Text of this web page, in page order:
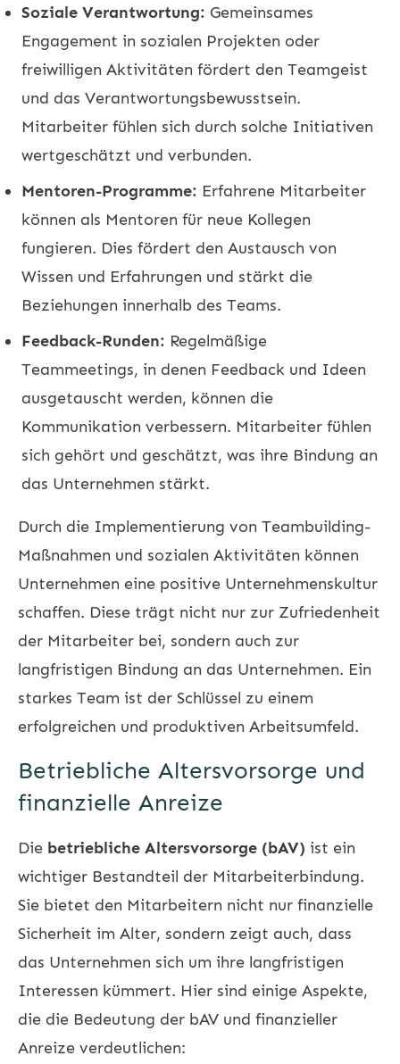
Soziale Verantwortung: Gemeinsames
Engagement in sozialen Projekten oder
freiwilligen Aktivitäten fördert den Teamgeist
und das Verantwortungsbewusstsein.
Mitarbeiter fühlen sich durch solche Initiativen
wertgeschätzt und verbunden.
Mentoren-Programme: Erfahrene Mitarbeiter
können als Mentoren für neue Kollegen
fungieren. Dies fördert den Austausch von
Wissen und Erfahrungen und stärkt die
Beziehungen innerhalb des Teams.
Feedback-Runden: Regelmäßige
Teammeetings, in denen Feedback und Ideen
ausgetauscht werden, können die
Kommunikation verbessern. Mitarbeiter fühlen
sich gehört und geschätzt, was ihre Bindung an
das Unternehmen stärkt.
Durch die Implementierung von Teambuilding-
Maßnahmen und sozialen Aktivitäten können
Unternehmen eine positive Unternehmenskultur
schaffen. Diese trägt nicht nur zur Zufriedenheit
der Mitarbeiter bei, sondern auch zur
langfristigen Bindung an das Unternehmen. Ein
starkes Team ist der Schlüssel zu einem
erfolgreichen und produktiven Arbeitsumfeld.
Betriebliche Altersvorsorge und
finanzielle Anreize
Die betriebliche Altersvorsorge (bAV) ist ein
wichtiger Bestandteil der Mitarbeiterbindung.
Sie bietet den Mitarbeitern nicht nur finanzielle
Sicherheit im Alter, sondern zeigt auch, dass
das Unternehmen sich um ihre langfristigen
Interessen kümmert. Hier sind einige Aspekte,
die die Bedeutung der bAV und finanzieller
Anreize verdeutlichen: